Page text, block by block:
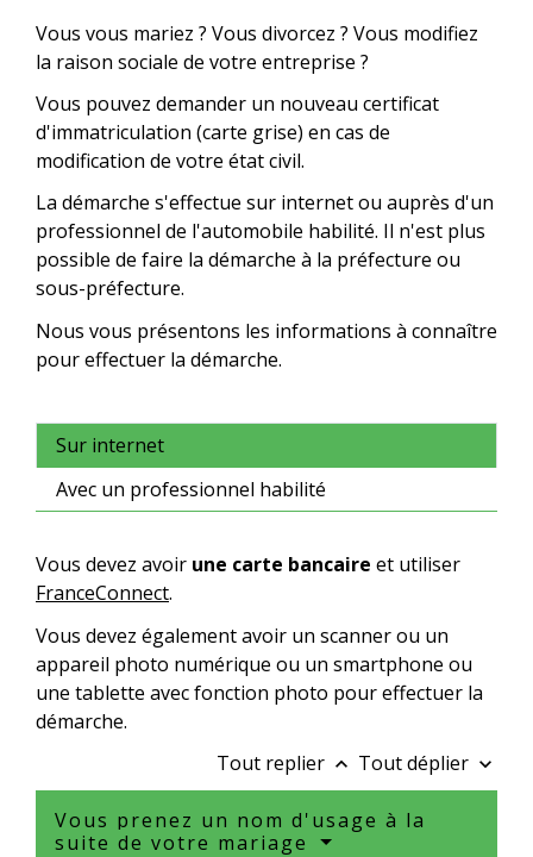
Vous vous mariez ? Vous divorcez ? Vous modifiez
la raison sociale de votre entreprise ?
Vous pouvez demander un nouveau certificat
d'immatriculation (carte grise) en cas de
modification de votre état civil.
La démarche s'effectue sur internet ou auprès d'un
professionnel de l'automobile habilité. Il n'est plus
possible de faire la démarche à la préfecture ou
sous-préfecture.
Nous vous présentons les informations à connaître
pour effectuer la démarche.
Sur internet
Avec un professionnel habilité
Vous devez avoir une carte bancaire et utiliser
FranceConnect.
Vous devez également avoir un scanner ou un
appareil photo numérique ou un smartphone ou
une tablette avec fonction photo pour effectuer la
démarche.
Tout replier keyboard_arrow_up Tout déplier keyboard_arrow_down
Vous prenez un nom d'usage à la
suite de votre mariage